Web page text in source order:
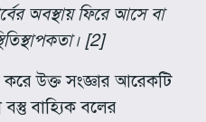
অবস্থায় ফিরে আসে বা
[2]
উক্ত সংজ্ঞার আরেকটি
বাহ্যিক বলের